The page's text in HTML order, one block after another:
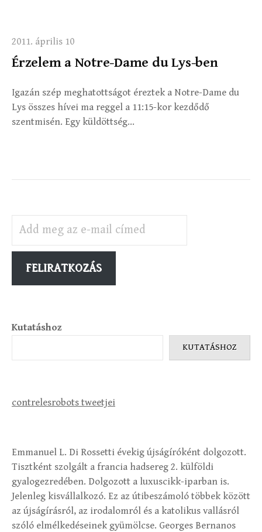
2011. április 10
Érzelem a Notre-Dame du Lys-ben
Igazán szép meghatottságot éreztek a Notre-Dame du
Lys összes hívei ma reggel a 11:15-kor kezdődő
szentmisén. Egy küldöttség...
Add meg az e-mail címed
FELIRATKOZÁS
Kutatáshoz
KUTATÁSHOZ
contrelesrobots tweetjei
Emmanuel L. Di Rossetti évekig újságíróként dolgozott.
Tisztként szolgált a francia hadsereg 2. külföldi
gyalogezredében. Dolgozott a luxuscikk-iparban is.
Jelenleg kisvállalkozó. Ez az útibeszámoló többek között
az újságírásról, az irodalomról és a katolikus vallásról
szóló elmélkedéseinek gyümölcse. Georges Bernanos